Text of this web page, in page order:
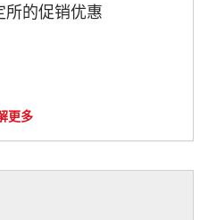
所的促销优惠
更多